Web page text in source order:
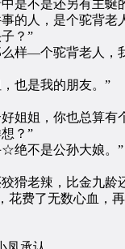
不是还另有主蜒
的人，是个驼背老
？”
样—个驼背老人，
也是我的朋友。”
姐，你也总算有
？”
绝不是公孙大娘。”
老辣，比金九龄
花费了无数心血，